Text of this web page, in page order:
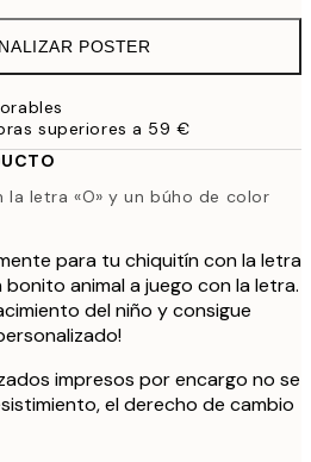
POSTER
superiores a 59 €
letra «O» y un búho de color
para tu chiquitín con la letra
animal a juego con la letra.
del niño y consigue
impresos por encargo no se
el derecho de cambio